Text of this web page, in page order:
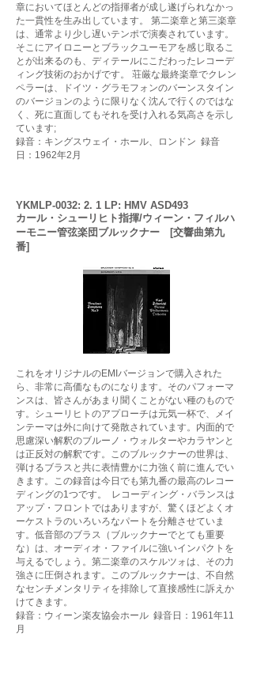
章においてほとんどの指揮者が成し遂げられなかっ
た一貫性を生み出しています。 第二楽章と第三楽章
は、通常より少し遅いテンポで演奏されています。
そこにアイロニーとブラックユーモアを感じ取るこ
とが出来るのも、ディテールにこだわったレコーデ
ィング技術のおかげです。 荘厳な最終楽章でクレン
ペラーは、ドイツ・グラモフォンのバーンスタイン
のバージョンのように限りなく沈んで行くのではな
く、死に直面してもそれを受け入れる気高さを示し
ています;
録音：キングスウェイ・ホール、ロンドン 録音
日：1962年2月
YKMLP-0032: 2. 1 LP: HMV ASD493
カール・シューリヒト指揮/ウィーン・フィルハ
ーモニー管弦楽団 ブルックナー [交響曲第九
番]
これをオリジナルのEMIバージョンで購入された
ら、非常に高価なものになります。そのパフォーマ
ンスは、皆さんがあまり聞くことがない種のもので
す。シューリヒトのアプローチは元気一杯で、メイ
ンテーマは外に向けて発散されています。内面的で
思慮深い解釈のブルーノ・ウォルターやカラヤンと
は正反対の解釈です。このブルックナーの世界は、
弾けるブラスと共に表情豊かに力強く前に進んでい
きます。この録音は今日でも第九番の最高のレコー
ディングの1つです。 レコーディング・バランスは
アップ・フロントではありますが、驚くほどよくオ
ーケストラのいろいろなパートを分離させていま
す。低音部のブラス（ブルックナーでとても重要
な）は、オーディオ・ファイルに強いインパクトを
与えるでしょう。第二楽章のスケルツォは、その力
強さに圧倒されます。このブルックナーは、不自然
なセンチメンタリティを排除して直接感性に訴えか
けてきます。
録音：ウィーン楽友協会ホール 録音日：1961年11
月